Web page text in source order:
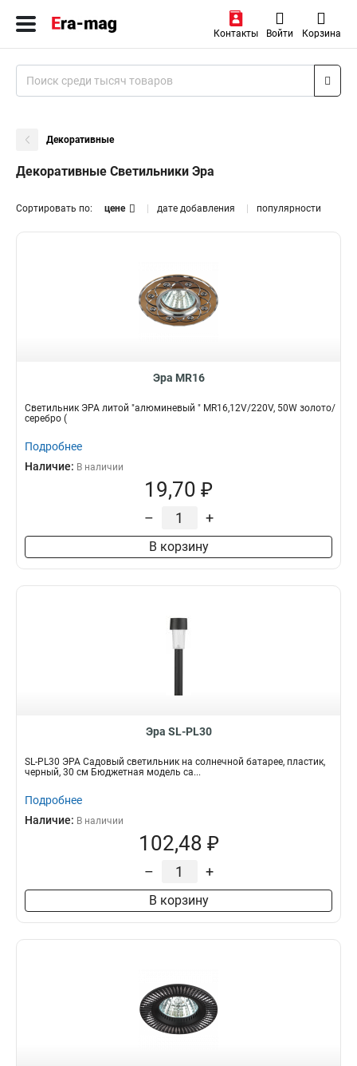
Контакты Войти Корзина
Декоративные
Декоративные Светильники Эра
Сортировать по: цене дате добавления популярности
Эра MR16
Светильник ЭРА литой "алюминевый " MR16,12V/220V, 50W золото/
серебро (
Подробнее
Наличие: В наличии
19,70 ₽
– +
В корзину
Эра SL-PL30
SL-PL30 ЭРА Садовый светильник на солнечной батарее, пластик,
черный, 30 см Бюджетная модель са...
Подробнее
Наличие: В наличии
102,48 ₽
– +
В корзину